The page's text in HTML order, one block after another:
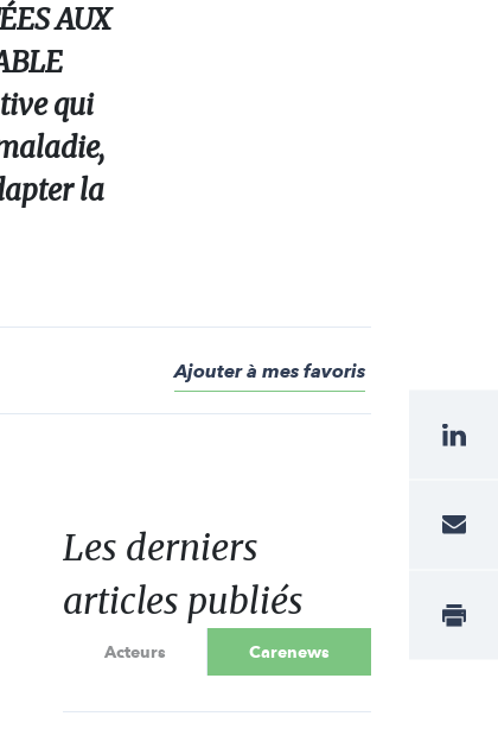
AUX
qui
la
Ajouter à mes favoris
Les derniers
articles publiés
Acteurs Carenews